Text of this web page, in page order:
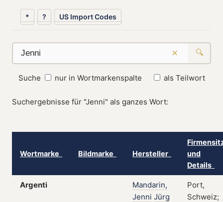
* ? US Import Codes
× 🔍
Suche nur in Wortmarkenspalte als Teilwort
Suchergebnisse für "Jenni" als ganzes Wort:
Wortmarke Bildmarke Hersteller
und
Details
Argenti
Mandarin,
Jenni Jürg
Port,
Schweiz;